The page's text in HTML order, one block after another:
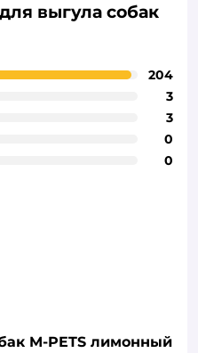
выгула собак
204
3
3
0
0
M-PETS лимонный